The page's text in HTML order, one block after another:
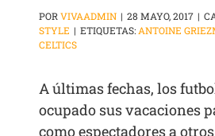
PORVIVAADMIN | 28 MAYO, 2017 |
STYLE | ETIQUETAS:ANTOINE
CELTICS
A últimas fechas, los
ocupado sus vacaciones
como espectadores a